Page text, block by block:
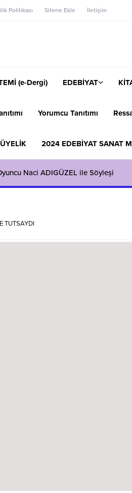
Politikası Sitene Ekle İletişim
(e-Dergi) EDEBİYAT
Yorumcu Tanıtımı
ÜYELİK 2024 EDEBİYAT SANAT
Naci ADIGÜZEL ile Söyleşi
TUTSAYDI